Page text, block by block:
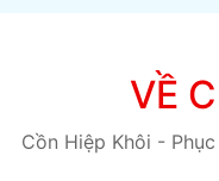
VỀ
Cồn Hiệp Khôi -